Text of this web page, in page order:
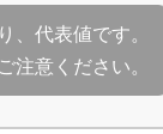
、代表値です。
注意ください。